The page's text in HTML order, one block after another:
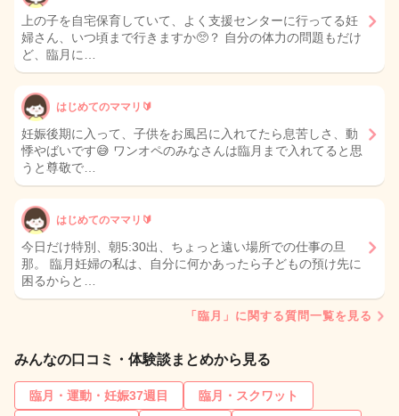
上の子を自宅保育していて、よく支援センターに行ってる妊
婦さん、いつ頃まで行きますか🥺？ 自分の体力の問題もだけ
ど、臨月に…
はじめてのママリ🔰
妊娠後期に入って、子供をお風呂に入れてたら息苦しさ、動
悸やばいです😅 ワンオペのみなさんは臨月まで入れてると思
うと尊敬で…
はじめてのママリ🔰
今日だけ特別、朝5:30出、ちょっと遠い場所での仕事の旦
那。 臨月妊婦の私は、自分に何かあったら子どもの預け先に
困るからと…
「臨月」に関する質問一覧を見る
みんなの口コミ・体験談まとめから見る
臨月・運動・妊娠37週目
臨月・スクワット